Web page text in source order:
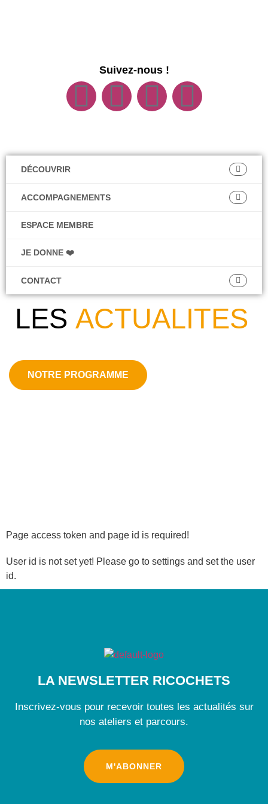
Suivez-nous !
DÉCOUVRIR
ACCOMPAGNEMENTS
ESPACE MEMBRE
JE DONNE ❤️
CONTACT
LES ACTUALITES
NOTRE PROGRAMME
Page access token and page id is required!
User id is not set yet! Please go to settings and set the user
id.
LA NEWSLETTER RICOCHETS
Inscrivez-vous pour recevoir toutes les actualités sur
nos ateliers et parcours.
M'ABONNER